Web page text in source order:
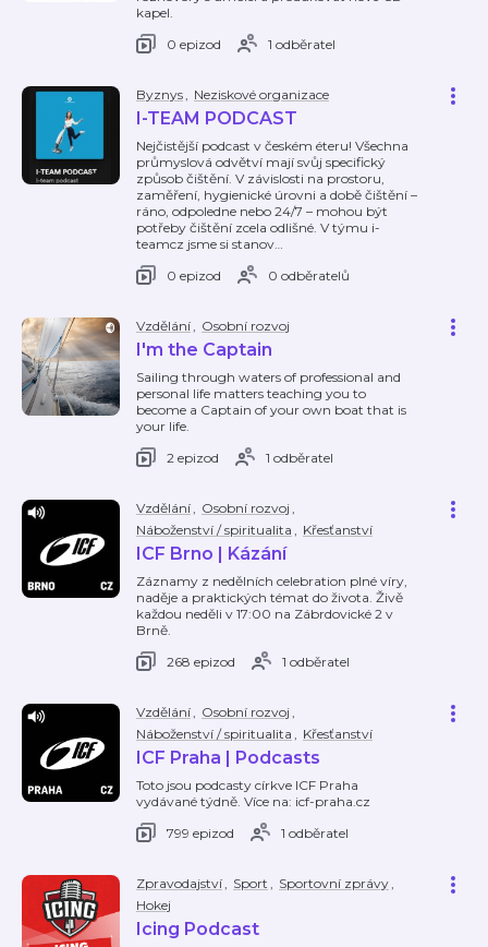
kapel.
0 epizod
1 odběratel
Byznys, Neziskové organizace
I-TEAM PODCAST
Nejčistější podcast v českém éteru! Všechna
průmyslová odvětví mají svůj specifický
způsob čištění. V závislosti na prostoru,
zaměření, hygienické úrovni a době čištění –
ráno, odpoledne nebo 24/7 – mohou být
potřeby čištění zcela odlišné. V týmu i-
teamcz jsme si stanov…
0 epizod
0 odběratelů
Vzdělání, Osobní rozvoj
I'm the Captain
Sailing through waters of professional and
personal life matters teaching you to
become a Captain of your own boat that is
your life.
2 epizod
1 odběratel
Vzdělání, Osobní rozvoj ,
Náboženství / spiritualita , Křesťanství
ICF Brno | Kázání
Záznamy z nedělních celebration plné víry,
naděje a praktických témat do života. Živě
každou neděli v 17:00 na Zábrdovické 2 v
Brně.
268 epizod
1 odběratel
Vzdělání, Osobní rozvoj ,
Náboženství / spiritualita , Křesťanství
ICF Praha | Podcasts
Toto jsou podcasty církve ICF Praha
vydávané týdně. Více na: icf-praha.cz
799 epizod
1 odběratel
Zpravodajství, Sport , Sportovní zprávy,
Hokej
Icing Podcast